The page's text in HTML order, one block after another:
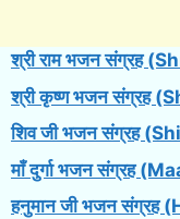
श्री राम भजन संग्रह
श्री कृष्ण भजन संग्रह
शिव जी भजन संग्रह
माँ दुर्गा भजन संग्रह
हनुमान जी भजन